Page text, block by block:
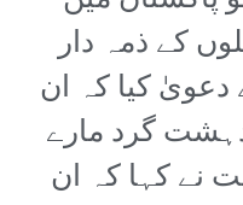
کے ذمہ دار
دعویٰ کیا کہ ان
حملوں میں 71 دہشت گرد مارے
نے کہا کہ ان